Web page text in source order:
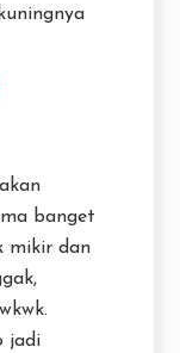
banget
mikir dan
jadi